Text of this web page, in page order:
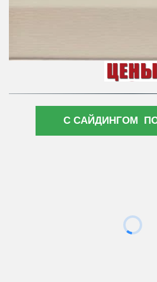
С САЙДИНГОМ